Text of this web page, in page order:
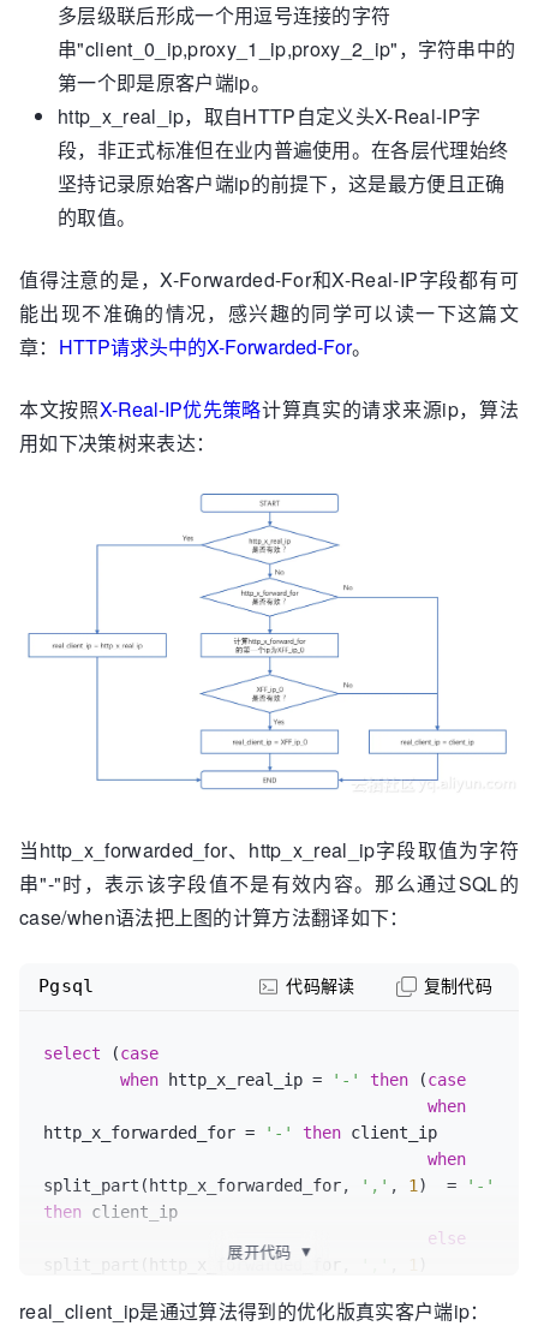
多层级联后形成一个用逗号连接的字符
串"client_0_ip,proxy_1_ip,proxy_2_ip"，字符串中的
第一个即是原客户端ip。
http_x_real_ip，取自HTTP自定义头X-Real-IP字
段，非正式标准但在业内普遍使用。在各层代理始终
坚持记录原始客户端ip的前提下，这是最方便且正确
的取值。
值得注意的是，X-Forwarded-For和X-Real-IP字段都有可
能出现不准确的情况，感兴趣的同学可以读一下这篇文
章： HTTP请求头中的X-Forwarded-For。
本文按照X-Real-IP优先策略计算真实的请求来源ip，算法
用如下决策树来表达：
当http_x_forwarded_for、http_x_real_ip字段取值为字符
串"-"时，表示该字段值不是有效内容。那么通过SQL的
case/when语法把上图的计算方法翻译如下：
select (case
when http_x_real_ip = '-' then (case
when
http_x_forwarded_for =
'-' then client_ip
when
split_part(http_x_forwarded_for,
',' , 1 )  =
'-'
then client_ip
else
split_part(http_x_forwarded_for,
1
else http_x_real_ip
Pgsql 代码解读 复制代码
展开代码 ▼
real_client_ip是通过算法得到的优化版真实客户端ip：